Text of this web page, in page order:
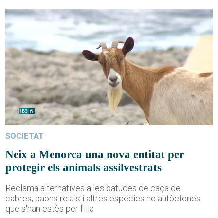
SOCIETAT
Neix a Menorca una nova entitat per
protegir els animals assilvestrats
Reclama alternatives a les batudes de caça de
cabres, paons reials i altres espècies no autòctones
que s'han estès per l'illa